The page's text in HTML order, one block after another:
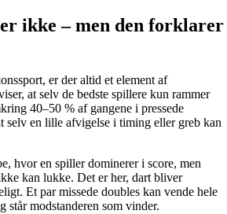
ikke – men den forklarer
er der altid et element af
at selv de bedste spillere kun rammer
40–50 % af gangene i pressede
selv en lille afvigelse i timing eller greb kan
hvor en spiller dominerer i score, men
kan lukke. Det er her, dart bliver
Et par missede doubles kan vende hele
står modstanderen som vinder.